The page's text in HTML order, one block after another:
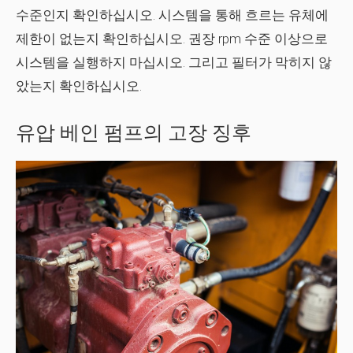
수준인지 확인하십시오. 시스템을 통해 흐르는 유체에
제한이 없는지 확인하십시오. 권장 rpm 수준 이상으로
시스템을 실행하지 마십시오. 그리고 필터가 막히지 않
았는지 확인하십시오.
유압 베인 펌프의 고장 징후